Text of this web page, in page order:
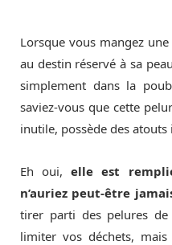
Lorsque vous mangez
au destin réservé à sa
simplement dans la
saviez-vous que cette
inutile, possède des atouts
Eh oui,elle est
n’auriez peut-être
tirer parti des pelures de
limiter vos déchets, mais